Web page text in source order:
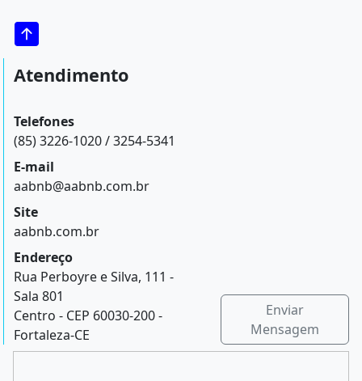
Atendimento
Telefones
(85) 3226-1020 / 3254-5341
E-mail
aabnb@aabnb.com.br
Site
aabnb.com.br
Endereço
Rua Perboyre e Silva, 111 -
Sala 801
Centro - CEP 60030-200 -
Fortaleza-CE
Enviar
Mensagem